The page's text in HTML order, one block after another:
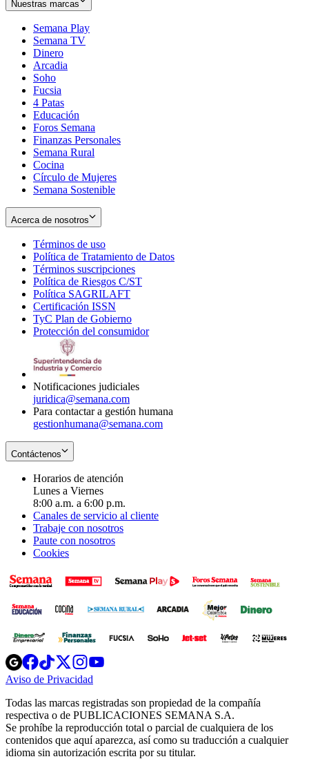
Nuestras marcas
Semana Play
Semana TV
Dinero
Arcadia
Soho
in
new
window
Fucsia
in
new
window
4 Patas
Educación
Foros Semana
Finanzas Personales
Semana Rural
Cocina
Círculo de Mujeres
Semana Sostenible
Acerca de nosotros
Términos de uso
in
new
window
Política de Tratamiento de Datos
Términos suscripciones
in
Política de Riesgos C/ST
Política SAGRILAFT
new
window
Certificación ISSN
in
new
TyC Plan de Gobierno
in
Protección del consumidorOpens
Notificaciones judiciales
juridica@semana.com
Para contactar a gestión humana
gestionhumana@semana.com
Contáctenos
Horarios de atención
Lunes a Viernes
8:00 a.m. a 6:00 p.m.
Canales de servicio al cliente
Trabaje con nosotros
Paute con nosotros
Cookies
Opens
in
new
Opens
in
new
Opens
in
new
window
Opens
new
windowwindow
Aviso de Privacidad
new
window
Todas las marcas registradas son propiedad de la compañía
respectiva o de PUBLICACIONES SEMANA S.A.
Se prohíbe la reproducción total o parcial de cualquiera de los
contenidos que aquí aparezca, así como su traducción a cualquier
idioma sin autorización escrita por su titular.